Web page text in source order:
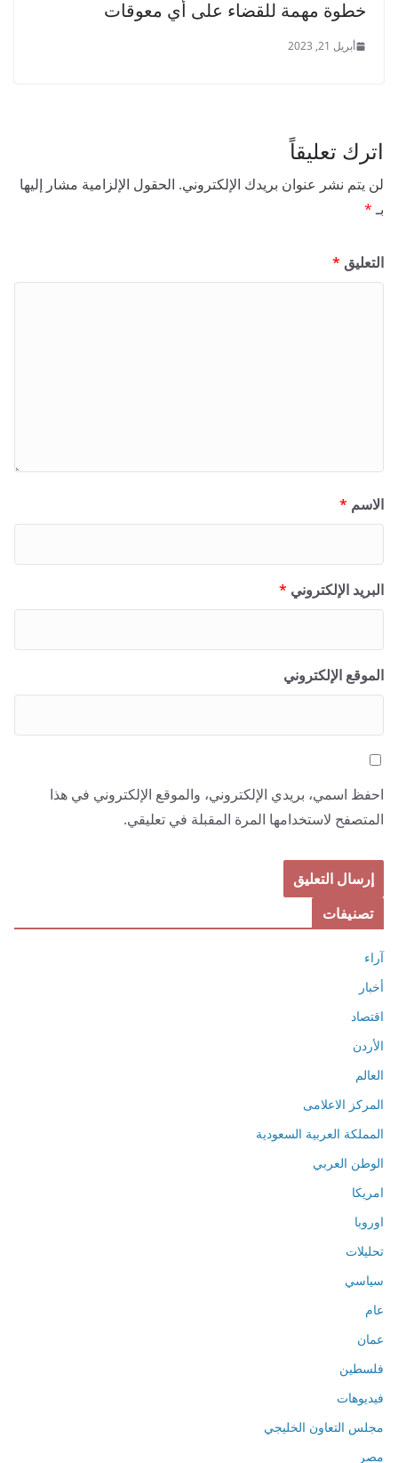
خطوة مهمة للقضاء على أي معوقات
أبريل 21, 2023
اترك تعليقاً
لن يتم نشر عنوان بريدك الإلكتروني. الحقول الإلزامية مشار إليها
بـ*
التعليق *
الاسم *
البريد الإلكتروني *
الموقع الإلكتروني
احفظ اسمي، بريدي الإلكتروني، والموقع الإلكتروني في هذا
المتصفح لاستخدامها المرة المقبلة في تعليقي.
تصنيفات
آراء
أخبار
اقتصاد
الأردن
العالم
المركز الاعلامى
المملكة العربية السعودية
الوطن العربي
امريكا
اوروبا
تحليلات
سياسي
عام
عمان
فلسطين
فيديوهات
مجلس التعاون الخليجي
مصر